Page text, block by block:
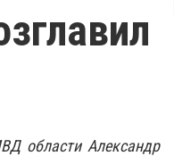
области Александр